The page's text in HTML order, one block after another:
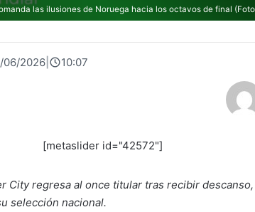
las ilusiones de Noruega hacia los octavos de final
06/2026| 10:07
[metaslider id="42572"]
City regresa al once titular tras recibir
selección nacional.